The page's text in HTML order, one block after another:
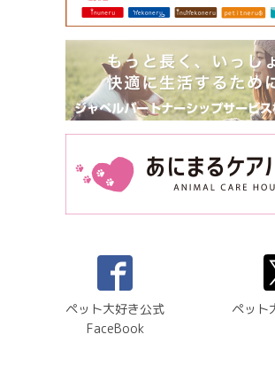
ペット大好き公式
FaceBook
ペット